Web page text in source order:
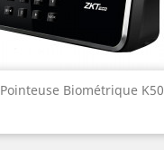
Pointeuse Biométrique K50...